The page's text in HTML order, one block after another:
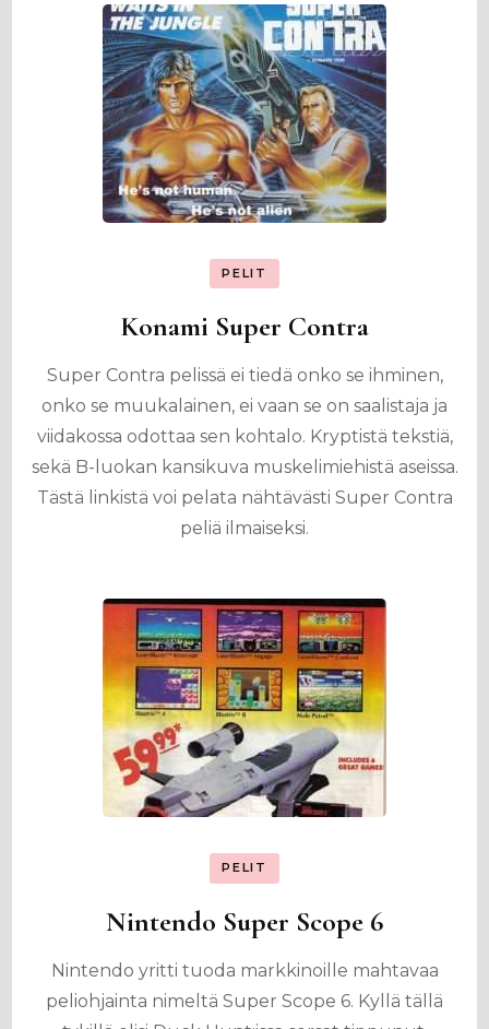
PELIT
Konami Super Contra
Super Contra pelissä ei tiedä onko se ihminen,
onko se muukalainen, ei vaan se on saalistaja ja
viidakossa odottaa sen kohtalo. Kryptistä tekstiä,
sekä B-luokan kansikuva muskelimiehistä aseissa.
Tästä linkistä voi pelata nähtävästi Super Contra
peliä ilmaiseksi.
PELIT
Nintendo Super Scope 6
Nintendo yritti tuoda markkinoille mahtavaa
peliohjainta nimeltä Super Scope 6. Kyllä tällä